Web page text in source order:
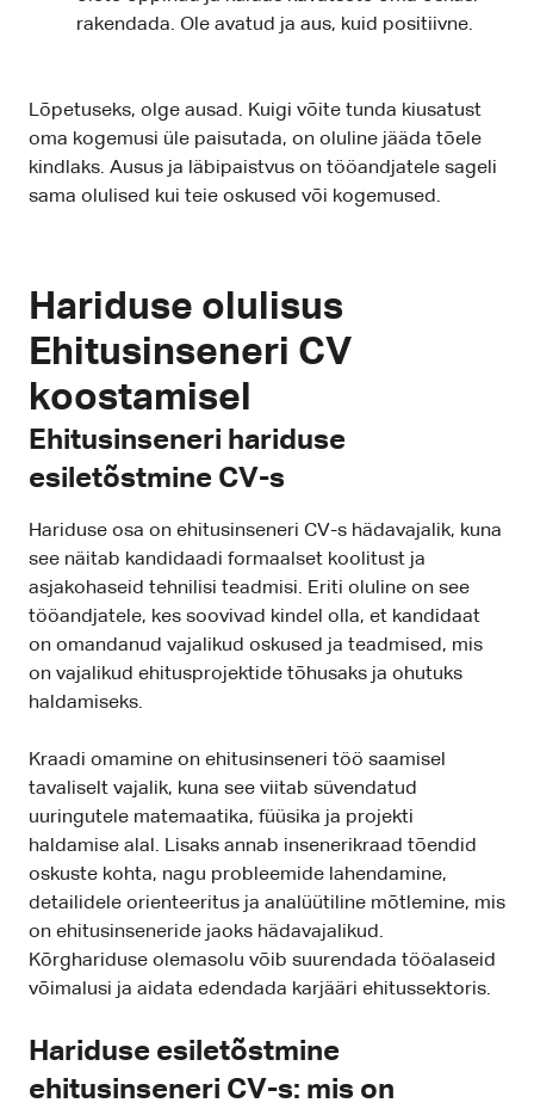
rakendada. Ole avatud ja aus, kuid positiivne.
Lõpetuseks, olge ausad. Kuigi võite tunda kiusatust
oma kogemusi üle paisutada, on oluline jääda tõele
kindlaks. Ausus ja läbipaistvus on tööandjatele sageli
sama olulised kui teie oskused või kogemused.
Hariduse olulisus
Ehitusinseneri CV
koostamisel
Ehitusinseneri hariduse
esiletõstmine CV-s
Hariduse osa on ehitusinseneri CV-s hädavajalik, kuna
see näitab kandidaadi formaalset koolitust ja
asjakohaseid tehnilisi teadmisi. Eriti oluline on see
tööandjatele, kes soovivad kindel olla, et kandidaat
on omandanud vajalikud oskused ja teadmised, mis
on vajalikud ehitusprojektide tõhusaks ja ohutuks
haldamiseks.
Kraadi omamine on ehitusinseneri töö saamisel
tavaliselt vajalik, kuna see viitab süvendatud
uuringutele matemaatika, füüsika ja projekti
haldamise alal. Lisaks annab insenerikraad tõendid
oskuste kohta, nagu probleemide lahendamine,
detailidele orienteeritus ja analüütiline mõtlemine, mis
on ehitusinseneride jaoks hädavajalikud.
Kõrghariduse olemasolu võib suurendada tööalaseid
võimalusi ja aidata edendada karjääri ehitussektoris.
Hariduse esiletõstmine
ehitusinseneri CV-s: mis on